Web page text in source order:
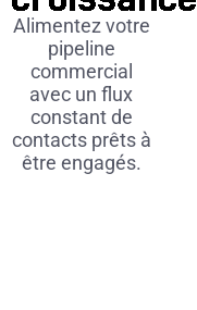
Alimentez votre
pipeline
commercial
avec un flux
constant de
contacts prêts à
être engagés.